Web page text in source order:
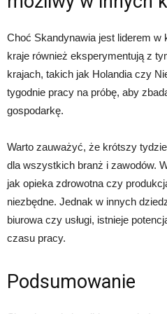
Choć Skandynawia jest liderem
kraje również eksperymentują z
krajach, takich jak Holandia czy
tygodnie pracy na próbę, aby
gospodarkę.
Warto zauważyć, że krótszy
dla wszystkich branż i zawodów.
jak opieka zdrowotna czy
niezbędne. Jednak w innych
biurowa czy usługi, istnieje
czasu pracy.
Podsumowanie